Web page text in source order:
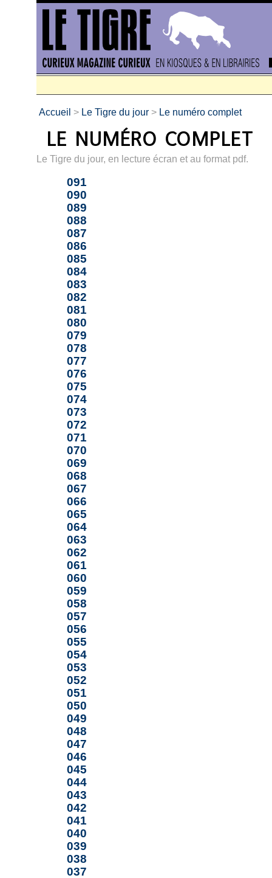
Accueil > Le Tigre du jour > Le numéro complet
Le Tigre du jour, en lecture écran et au format pdf.
091
090
089
088
087
086
085
084
083
082
081
080
079
078
077
076
075
074
073
072
071
070
069
068
067
066
065
064
063
062
061
060
059
058
057
056
055
054
053
052
051
050
049
048
047
046
045
044
043
042
041
040
039
038
037